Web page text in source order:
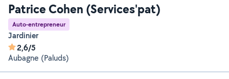
Patrice Cohen (Services'pat)
Auto-entrepreneur
Jardinier
2,6/5
Aubagne (Paluds)